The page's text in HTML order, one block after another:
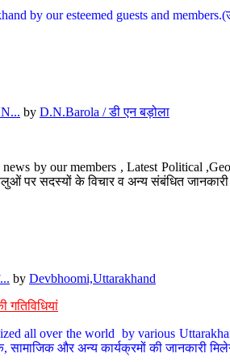
by our esteemed guests and
by D.N.Barola / डी एन बड़ोला
by our members , Latest Political
पर सदस्यों के विचार व अन्य संबंधित
by Devbhoomi,Uttarakhand
all over the world by various
सामाजिक और अन्य कार्यक्रमों की